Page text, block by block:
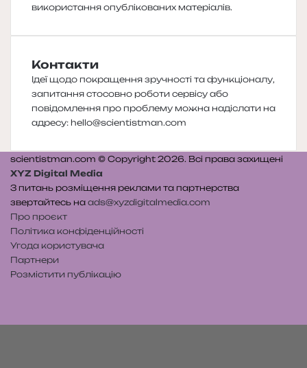
використання опублікованих матеріалів.
Контакти
Ідеї щодо покращення зручності та функціоналу,
запитання стосовно роботи сервісу або
повідомлення про проблему можна надіслати на
адресу: hello@scientistman.com
scientistman.com © Copyright 2026. Всі права захищені
XYZ Digital Media
З питань розміщення реклами та партнерства
звертайтесь на ads@xyzdigitalmedia.com
Про проєкт
Політика конфіденційності
Угода користувача
Партнери
Розмістити публікацію